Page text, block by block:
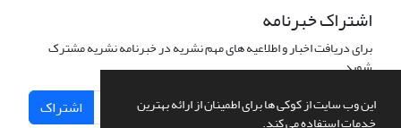
این وب سایت از کوکی ها برای اطمینان از ارائه بهترین
خدمات استفاده می کند.
اشتراک خبرنامه
برای دریافت اخبار و اطلاعیه های مهم نشریه در خبرنامه نشریه مشترک
شوید.
اشتراک